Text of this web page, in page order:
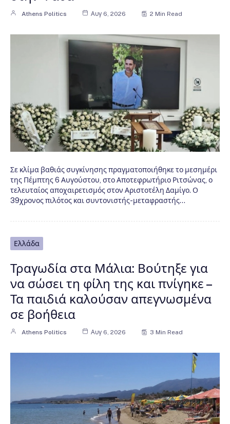
Athens Politics Αυγ 6, 2026 2 Min Read
Σε κλίμα βαθιάς συγκίνησης πραγματοποιήθηκε το μεσημέρι
της Πέμπτης 6 Αυγούστου, στο Αποτεφρωτήριο Ριτσώνας, ο
τελευταίος αποχαιρετισμός στον Αριστοτέλη Δαμίγο. Ο
39χρονος πιλότος και συντονιστής-μεταφραστής…
Ελλάδα
Τραγωδία στα Μάλια: Βούτηξε για
να σώσει τη φίλη της και πνίγηκε –
Τα παιδιά καλούσαν απεγνωσμένα
σε βοήθεια
Athens Politics Αυγ 6, 2026 3 Min Read